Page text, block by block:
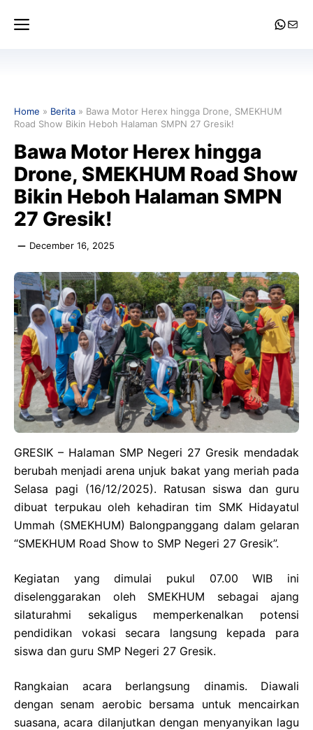
Menu Mail
Home » Berita » Bawa Motor Herex hingga Drone, SMEKHUM
Road Show Bikin Heboh Halaman SMPN 27 Gresik!
Bawa Motor Herex hingga
Drone, SMEKHUM Road Show
Bikin Heboh Halaman SMPN
27 Gresik!
December 16, 2025
GRESIK – Halaman SMP Negeri 27 Gresik mendadak
berubah menjadi arena unjuk bakat yang meriah pada
Selasa pagi (16/12/2025). Ratusan siswa dan guru
dibuat terpukau oleh kehadiran tim SMK Hidayatul
Ummah (SMEKHUM) Balongpanggang dalam gelaran
“SMEKHUM Road Show to SMP Negeri 27 Gresik”.
Kegiatan yang dimulai pukul 07.00 WIB ini
diselenggarakan oleh SMEKHUM sebagai ajang
silaturahmi sekaligus memperkenalkan potensi
pendidikan vokasi secara langsung kepada para
siswa dan guru SMP Negeri 27 Gresik.
Rangkaian acara berlangsung dinamis. Diawali
dengan senam aerobic bersama untuk mencairkan
suasana, acara dilanjutkan dengan menyanyikan lagu